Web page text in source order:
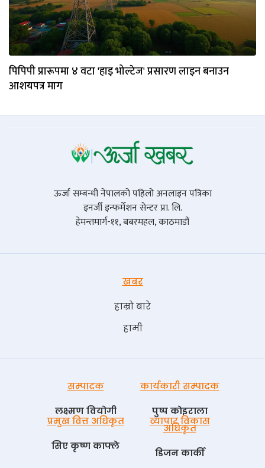
पिपिपी प्रारूपमा ४ वटा 'हाइ भोल्टेज' प्रसारण लाइन बनाउन
आशयपत्र माग
ऊर्जा सम्बन्धी नेपालको पहिलो अनलाइन पत्रिका
इनर्जी इन्फर्मेशन सेन्टर प्रा. लि.
हेमन्तमार्ग-११, बबरमहल, काठमाडौं
खबर
हाम्रो बारे
हामी
सम्पादक
लक्ष्मण वियोगी
कार्यकारी सम्पादक
पुष्प काेइराला
प्रमुख वित्त अधिकृत
सिए कृष्ण काफ्ले
व्यापार विकास
अधिकृत
डिजन कार्की